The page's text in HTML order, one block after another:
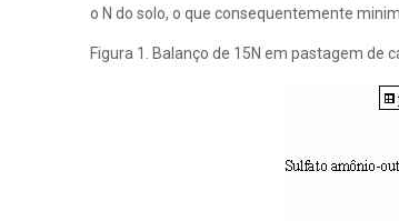
o N do solo, o que consequentemente
Figura 1. Balanço de 15N em pastagem